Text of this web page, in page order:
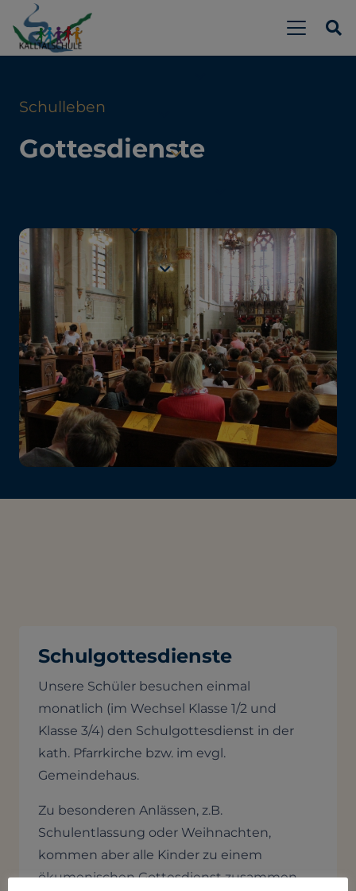
Schulleben
Gottesdienste
Schulgottesdienste
Unsere Schüler besuchen einmal
monatlich (im Wechsel Klasse 1/2 und
Klasse 3/4) den Schulgottesdienst in der
kath. Pfarrkirche bzw. im evgl.
Gemeindehaus.
Zu besonderen Anlässen, z.B.
Schulentlassung oder Weihnachten,
kommen aber alle Kinder zu einem
ökumenischen Gottesdienst zusammen,